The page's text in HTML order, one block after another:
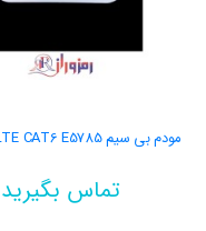
مودم بی سیم WIFI Pro LTE CAT6 E5785
تماس بگیرید